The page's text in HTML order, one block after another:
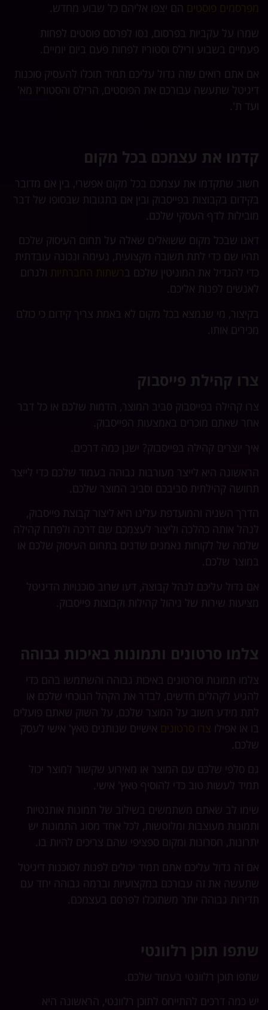
הם יצפו אליהם כל שבוע מחדש.
שמרו על עקביות בפרסום, נסו לפרסם פוסטים לפחות
פעמיים בשבוע ורילס וסטוריז לפחות פעם ביום יומיים.
אם אתם רואים שזה גדול עליכם תמיד תוכלו להעסיק סוכנות
דיגיטל שתעשה עבורכם את הפוסטים, הרילס והסטוריז מא'
ועד ת'.
קדמו את עצמכם בכל מקום
חשוב שתקדמו את עצמכם בכל מקום אפשרי, בין אם מדובר
בקידום בקבוצות בפייסבוק ובין אם בתגובות שבסופו של דבר
מובילות לדף העסקי שלכם.
דאגו שבכל מקום ששואלים שאלה על תחום העיסוק שלכם
תהיו שם כדי לתת תשובה מקצועית, נעימה ונכונה עובדתית
כדי להגדיל את המוניטין שלכם ב
ולגרום
לאנשים לפנות אליכם.
בקיצור, מי שנמצא בכל מקום לא באמת צריך קידום כי כולם
מכירים אותו.
צרו קהילת פייסבוק
צרו קהילה בפייסבוק סביב המוצר, הדמות שלכם או כל דבר
אחר שאתם מוכרים באמצעות הפייסבוק.
איך יוצרים קהילה בפייסבוק? ישנן כמה דרכים.
הראשונה היא לייצר מעורבות גבוהה בעמוד שלכם כדי לייצר
תחושה קהילתית סביבכם וסביב המוצר שלכם.
הדרך השניה והמועדפת עלינו היא ליצור קבוצת פייסבוק,
לנהל אותה כהלכה וליצור לעצמכם שם דרכה ולפתח קהילה
שלמה של לקוחות נאמנים שדנים בתחום העיסוק שלכם או
במוצר שלכם.
אם גדול עליכם לנהל קבוצה, דעו שרוב סוכנויות הדיגיטל
מציעות שירות של ניהול קהילות וקבוצות פייסבוק.
צלמו סרטונים ותמונות באיכות גבוהה
צלמו תמונות וסרטונים באיכות גבוהה והשתמשו בהם כדי
להגיע לקהלים חדשים, לבדר את הקהל הנוכחי שלכם או
לתת מידע חשוב על המוצר שלכם, על השוק שאתם פועלים
בו או אפילו
אישיים שנותנים טאץ' אישי לעסק
שלכם.
גם סלפי שלכם עם המוצר או מאירוע שקשור למוצר יכול
תמיד לעשות טוב כדי להוסיף טאץ' אישי.
שימו לב שאתם משתמשים בשילוב של תמונות אותנטיות
ותמונות מעוצבות ומלוטשות, לכל אחד מסוג התמונות יש
יתרונות, חסרונות ומקום ספציפי שהם צריכים להיות בו.
אם זה גדול עליכם אתם תמיד יכולים לפנות לסוכנות דיגיטל
שתעשה את זה עבורכם במקצועיות וברמה גבוהה יחד עם
תדירות גבוהה יותר משתוכלו לפרסם בעצמכם.
שתפו תוכן רלוונטי
שתפו תוכן רלוונטי בעמוד שלכם.
יש כמה דרכים להתייחס לתוכן רלוונטי, הראשונה היא